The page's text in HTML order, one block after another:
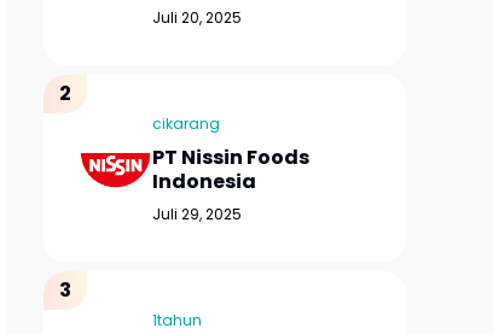
Juli 20, 2025
cikarang
PT Nissin Foods
Indonesia
Juli 29, 2025
1tahun